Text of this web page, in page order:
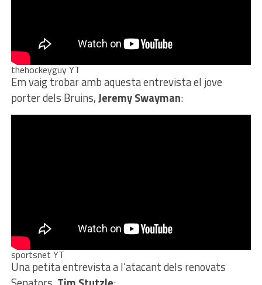
thehockeyguy YT
Em vaig trobar amb aquesta entrevista el jove
porter dels Bruins,Jeremy Swayman:
sportsnet YT
Una petita entrevista a l’atacant dels renovats